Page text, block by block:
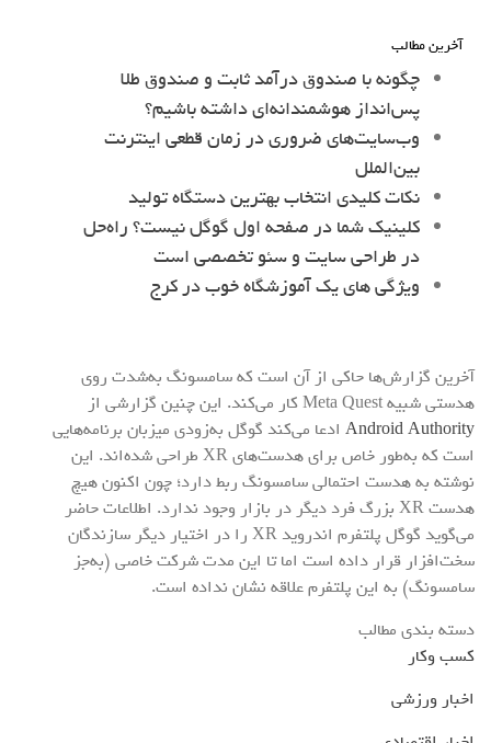
آخرین مطالب
چگونه با صندوق درآمد ثابت و صندوق طلا
پس‌انداز هوشمندانه‌ای داشته باشیم؟
وب‌سایت‌های ضروری در زمان قطعی اینترنت
بین‌الملل
نکات کلیدی انتخاب بهترین دستگاه تولید
کلینیک شما در صفحه اول گوگل نیست؟ راه‌حل
در طراحی سایت و سئو تخصصی است
ویژگی های یک آموزشگاه خوب در کرج
آخرین گزارش‌ها حاکی از آن است که سامسونگ به‌شدت روی
هدستی شبیه Meta Quest کار می‌کند. این چنین گزارشی از
Android Authority ادعا می‌کند گوگل به‌زودی میزبان برنامه‌هایی
است که به‌طور خاص برای هدست‌های XR طراحی شده‌اند. این
نوشته به هدست احتمالی سامسونگ ربط دارد؛ چون اکنون هیچ
هدست XR بزرگ فرد دیگر در بازار وجود ندارد. اطلاعات حاضر
می‌گوید گوگل پلتفرم اندروید XR را در اختیار دیگر سازندگان
سخت‌افزار قرار داده است اما تا این مدت شرکت خاصی (به‌جز
سامسونگ) به این پلتفرم علاقه نشان نداده است.
دسته بندی مطالب
کسب وکار
اخبار ورزشی